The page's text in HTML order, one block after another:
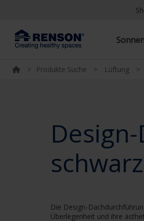
> Produkte Suche > Lüftung >
schwarz
Die Design-
Überlegenheit und ihre